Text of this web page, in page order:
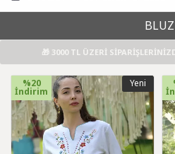
BLUZ
🎁 3000 TL ÜZERİ
Yeni
%20
İndirim